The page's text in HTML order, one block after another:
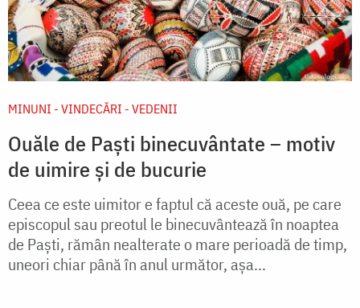
MINUNI - VINDECĂRI - VEDENII
Ouăle de Paști binecuvântate – motiv
de uimire și de bucurie
Ceea ce este uimitor e faptul că aceste ouă, pe care
episcopul sau preotul le binecuvântează în noaptea
de Paști, rămân nealterate o mare perioadă de timp,
uneori chiar până în anul următor, așa...